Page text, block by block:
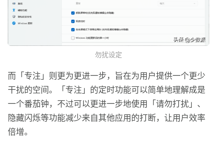
勿扰设定
而「专注」则更为更进一步，旨在为用户提供一个更少
干扰的空间。「专注」的定时功能可以简单地理解成是
一个番茄钟，不过可以更进一步地使用「请勿打扰」、
隐藏闪烁等功能减少来自其他应用的打断，让用户效率
倍增。